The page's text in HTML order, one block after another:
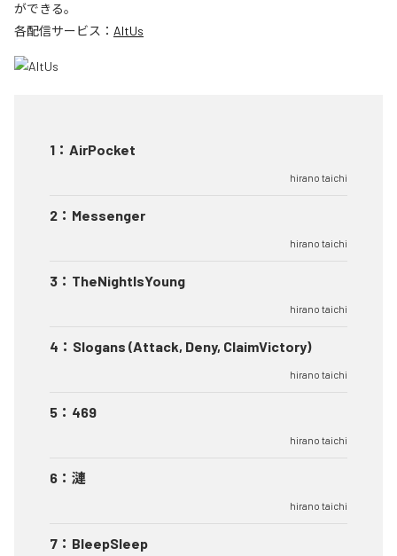
ができる。
各配信サービス： AltUs
1 ： AirPocket
hirano taichi
2 ： Messenger
hirano taichi
3 ： TheNightIsYoung
hirano taichi
4 ： Slogans (Attack, Deny, ClaimVictory)
hirano taichi
5 ： 469
hirano taichi
6 ： 漣
hirano taichi
7 ： BleepSleep